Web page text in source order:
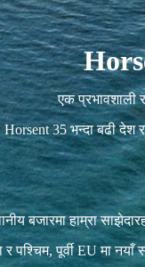
एक प्रभावशाली
Horsent 35 भन्दा बढी देश
बजारमा हाम्रा
र पश्चिम, पूर्वी EU मा